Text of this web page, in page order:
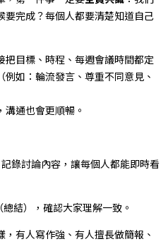
要完成？每個人都要清楚知道自己
目標、時程、每週會議時間都定
如：輪流發言、尊重不同意見、
通也會更順暢。
錄討論內容，讓每個人都能即時看
結），確認大家理解一致。
有人寫作強、有人擅長做簡報、